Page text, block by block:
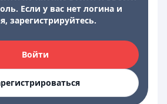
Если у вас нет логина и
зарегистрируйтесь.
Войти